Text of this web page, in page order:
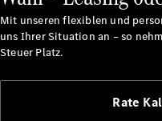
AMG
Mercedes-
Maybach
Saison-
Mit unseren flexiblen und
uns Ihrer Situation an – so
Steuer Platz.
Rate